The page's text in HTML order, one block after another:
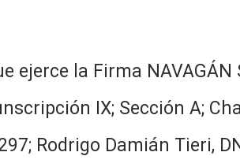
ejerce la Firma NAVAGÁN
IX; Sección A;
Rodrigo Damián Tieri,